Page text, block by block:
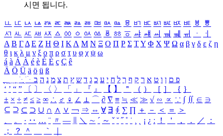
시면 됩니다.
ㅥ ㅦ ㅧ ㅨ ㅩ ㅪ ㅫ ㅬ ㅭ ㅮ ㅯ ㅰ ㅱ ㅲ ㅳ ㅴ ㅵ ㅶ ㅷ ㅸ
ㅹ
ㅺ ㅻ ㅼ ㅽ ㅾ ㅿ ㆀ ㆁ ㆂ ㆃ ㆄ ㆅ ㆆ ㆇ ㆈ ㆉ ㆊ ㆋ ㆌ ㆍ
ㆎ
Α Β ΓΔ Ε Ζ Η Θ Ι ΚΛ Μ Ν Ξ Ο Π Ρ Σ ΤΥ Φ Χ Ψ Ω α β γ δ ε ζ η
θ ι κ λ μ ν ξ ο π ρ σ τ υ φ χ ψ ω
á à Á À é è É È ç Ç ê
Ä Ö Ü ä ö ü ß
ִֶֹ ֻּ ׁׂ פ ם ן ו ט א ר ק ף ך ל ח י ע כ ג ד ש ץ ת צ מ נ ה ב
‘ ’ “ ” 〔 〕 〈 〉 「 」 『 』 【 】 ＂ （ ） ［ ］ ｛ ｝
± × ÷ ≠ ≤ ≥ ∞ ∴ ♂ ♀ ∠ ⊥ ⌒ ∂ ∇ ≡ ≒ ≪ ≫ √ ∽ ∝ ∵ ∫ ∬ ∈ ∋
⊆ ⊇ ⊂ ⊃ ∪ ∩ ∧ ∨ ￢ ⇒ ⇔ ∀ ∃ ∮ ∑ ∏ ＋ － ＜ ＝
＞
、
。 · ‥ … ¨ 〃 ― ＼ ∼ ´ ～ ˇ ˘ ˝ ˚ ˙ ¸ ¡ ¿ ː ！ ＇ ， ． ／
：
；
？ ＾ ｀